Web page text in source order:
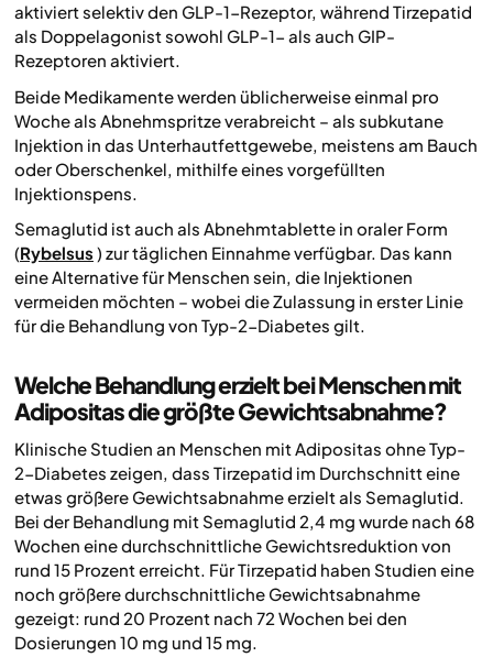
aktiviert selektiv den GLP-1-Rezeptor, während Tirzepatid
als Doppelagonist sowohl GLP-1- als auch GIP-
Rezeptoren aktiviert.
Beide Medikamente werden üblicherweise einmal pro
Woche als Abnehmspritze verabreicht – als subkutane
Injektion in das Unterhautfettgewebe, meistens am Bauch
oder Oberschenkel, mithilfe eines vorgefüllten
Injektionspens.
Semaglutid ist auch als Abnehmtablette in oraler Form
(Rybelsus ) zur täglichen Einnahme verfügbar. Das kann
eine Alternative für Menschen sein, die Injektionen
vermeiden möchten – wobei die Zulassung in erster Linie
für die Behandlung von Typ-2-Diabetes gilt.
Welche Behandlung erzielt bei Menschen mit
Adipositas die größte Gewichtsabnahme?
Klinische Studien an Menschen mit Adipositas ohne Typ-
2-Diabetes zeigen, dass Tirzepatid im Durchschnitt eine
etwas größere Gewichtsabnahme erzielt als Semaglutid.
Bei der Behandlung mit Semaglutid 2,4 mg wurde nach 68
Wochen eine durchschnittliche Gewichtsreduktion von
rund 15 Prozent erreicht. Für Tirzepatid haben Studien eine
noch größere durchschnittliche Gewichtsabnahme
gezeigt: rund 20 Prozent nach 72 Wochen bei den
Dosierungen 10 mg und 15 mg.